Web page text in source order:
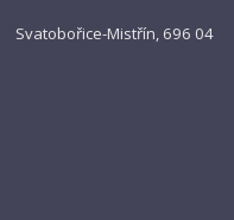
Svatobořice-Mistřín, 696 04